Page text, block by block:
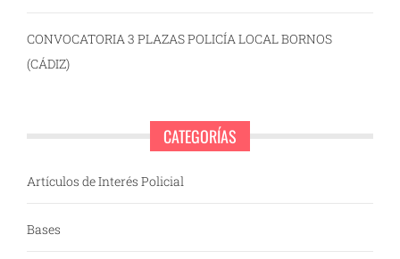
CONVOCATORIA 3 PLAZAS POLICÍA LOCAL BORNOS
(CÁDIZ)
CATEGORÍAS
Artículos de Interés Policial
Bases